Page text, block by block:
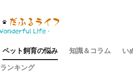
ペット飼育の悩み 知識＆コラム
い
ランキング